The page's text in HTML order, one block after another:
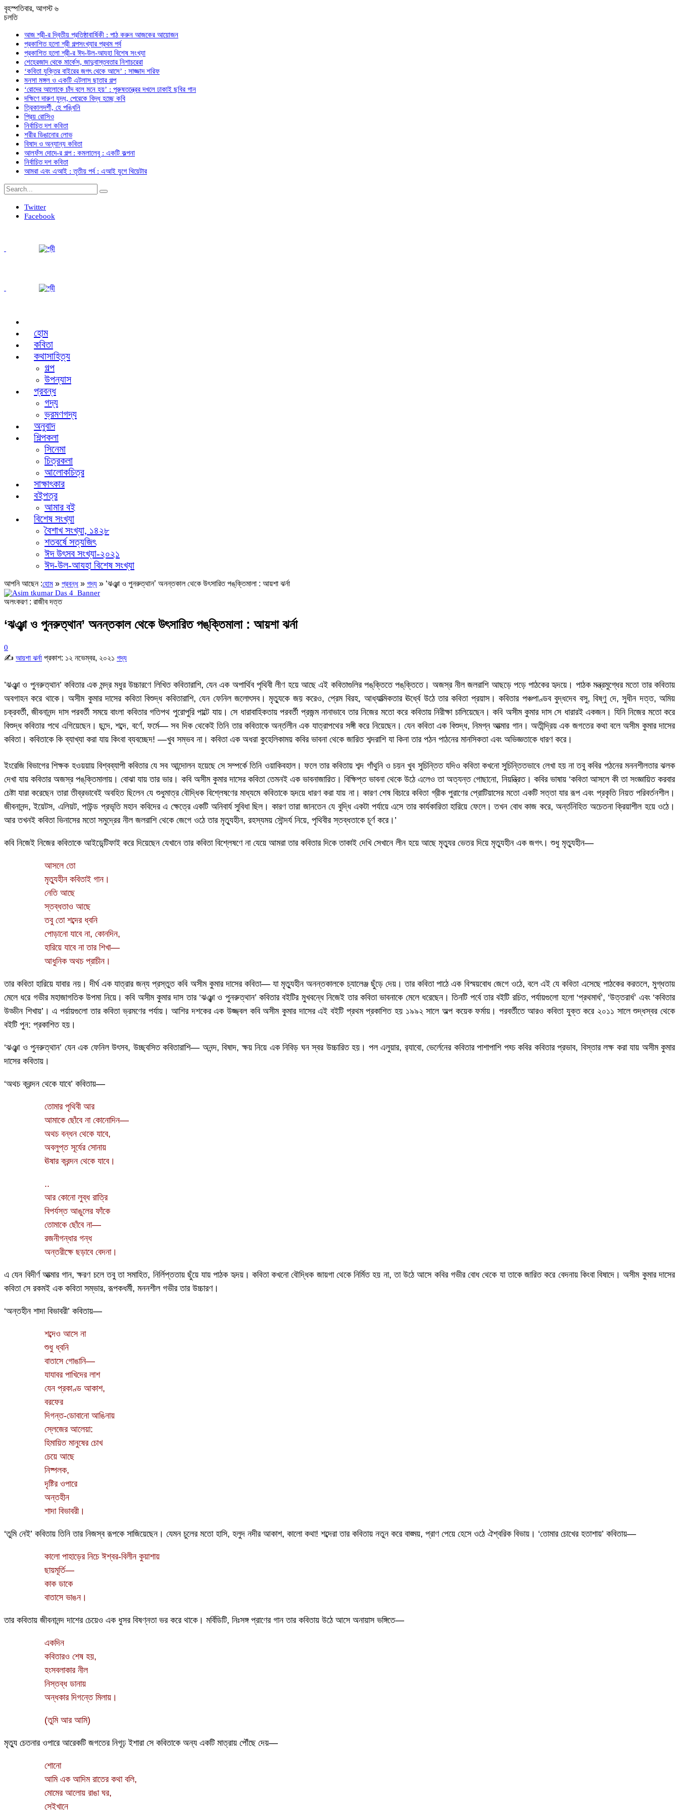
বৃহস্পতিবার, আগস্ট ৬
চলতি
আজ শ্রী-র দ্বিতীয় প্রতিষ্ঠাবার্ষিকী : পাঠ করুন আজকের আয়োজন
প্রকাশিত হলো শ্রী গল্পসংখ্যার প্রথম পর্ব
প্রকাশিত হলো শ্রী-র ঈদ-উল-আযহা বিশেষ সংখ্যা
শেহেরজাদ থেকে মার্কেস, জাদুবাস্তবতার নিশাচরেরা
‘কবিতা যুক্তির বাইরের জগৎ থেকে আসে’ : সাজ্জাদ শরিফ
মনসা মঙ্গল ও একটি এটলাস ছাতার গল্প
‘রোদের আলোকে চাঁদ বলে মনে হয়’ : পুরুষতন্ত্রের দখলে ঢাকাই ছবির গান
দক্ষিণে দারুণ যুদ্ধ, পেরেকে বিদ্ধ হচ্ছে কবি
ত্রিকালদর্শী, হে পঙ্খিনি
প্রিয় রোসিও
নির্বাচিত দশ কবিতা
শরীর ডিঙানোর লোভ
বিষাদ ও অন্যান্য কবিতা
আলফঁস দোদে-র গল্প : কমলালেবু : একটি কল্পনা
নির্বাচিত দশ কবিতা
আমরা এবং এআই : তৃতীয় পর্ব : এআই যুগে থিয়েটার
Twitter
Facebook
হোম
কবিতা
কথাসাহিত্য
গল্প
উপন্যাস
প্রবন্ধ
গদ্য
ভ্রমণগদ্য
অনুবাদ
শিল্পকলা
সিনেমা
চিত্রকলা
আলোকচিত্র
সাক্ষাৎকার
বইপত্র
আমার বই
বিশেষ সংখ্যা
বৈশাখ সংখ্যা, ১৪২৮
শতবর্ষে সত্যজিৎ
ঈদ উৎসব সংখ্যা-২০২১
ঈদ-উল-আযহা বিশেষ সংখ্যা
আপনি আছেন :হোম » প্রবন্ধ » গদ্য » ‘ঝঞ্ঝা ও পুনরুত্থান’ অনন্তকাল থেকে উৎসারিত পঙ্‌ক্তিমালা : আয়শা ঝর্না
অলংকরণ : রাজীব দত্ত
‘ঝঞ্ঝা ও পুনরুত্থান’ অনন্তকাল থেকে উৎসারিত পঙ্‌ক্তিমালা : আয়শা ঝর্না
0
✍ আয়শা ঝর্না প্রকাশ: ১২ নভেম্বর, ২০২১ গদ্য
’ঝঞ্ঝা ও পুনরুত্থান’ কবিতার এক মন্দ্র মধুর উচ্চারণে লিখিত কবিতারাশি, যেন এক অপার্থিব পৃথিবী লীণ হয়ে আছে এই কবিতাগুলির পঙ্‌ক্তিতে পঙ্‌ক্তিতে। অজস্র নীল জলরাশি আছড়ে পড়ে পাঠকের হৃদয়ে। পাঠক মন্ত্রমুগ্ধের মতো তার কবিতায়
অবগাহন করে থাকে। অসীম কুমার দাসের কবিতা বিশুদ্ধ কবিতারাশি, যেন ফেনিল জলোৎসব। মৃত্যুকে জয় করেও, প্রেম বিরহ, আধ্যাত্মিকতার ঊর্ধ্বে উঠে তার কবিতা প্রয়াস। কবিতার পঞ্চপাণ্ডব বুদ্ধদেব বসু, বিষ্ণু দে, সুধীন দত্ত, অমিয়
চক্রবর্তী, জীবনানন্দ দাস পরবর্তী সময়ে বাংলা কবিতার গতিপথ পুরোপুরি পাল্টে যায়। সে ধারাবাহিকতায় পরবর্তী প্রজন্ম নানাভাবে তার নিজের মতো করে কবিতায় নিরীক্ষা চালিয়েছেন। কবি অসীম কুমার দাস সে ধারারই একজন। যিনি নিজের মতো করে
বিশুদ্ধ কবিতার পথে এগিয়েছেন। ছন্দে, শব্দে, বর্ণে, ফর্মে— সব দিক থেকেই তিনি তার কবিতাকে অর্ন্তলীন এক যাত্রাপথের সঙ্গী করে নিয়েছেন। যেন কবিতা এক বিশুদ্ধ, নিমগ্ন আত্মার গান। অতীন্দ্রিয় এক জগতের কথা বলে অসীম কুমার দাসের
কবিতা। কবিতাকে কি ব্যাখ্যা করা যায় কিংবা ব্যবচ্ছেদ! —খুব সম্ভব না। কবিতা এক অধরা কুহেলিকাময় কবির ভাবনা থেকে জারিত শব্দরাশি যা কিনা তার পঠন পাঠনের মানসিকতা এবং অভিজ্ঞতাকে ধারণ করে।
ইংরেজি বিভাগের শিক্ষক হওয়য়ায় বিশ্বব্যাপী কবিতার যে সব আন্দোলন হয়েছে সে সম্পর্কে তিনি ওয়াকিবহাল। ফলে তার কবিতায় শব্দ গাঁথুনি ও চয়ন খুব সুচিন্তিত যদিও কবিতা কখনো সুচিন্তিতভাবে লেখা হয় না তবু কবির পঠনের মননশীলতার ঝলক
দেখা যায় কবিতার অজস্র পঙ্‌ক্তিমালায়। বোঝা যায় তার ভার। কবি অসীম কুমার দাসের কবিতা তেমনই এক ভাবনাজারিত। বিক্ষিপ্ত ভাবনা থেকে উঠে এলেও তা অত্যন্ত গোছানো, নিয়ন্ত্রিত। কবির ভাষায় ‘কবিতা আসলে কী তা সংজ্ঞায়িত করবার
চেষ্টা যারা করেছেন তারা তীব্রভাবেই অবহিত ছিলেন যে শুধুমাত্র বৌদ্ধিক বিশ্লেষণের মাধ্যমে কবিতাকে হৃদয়ে ধারণ করা যায় না। কারণ শেষ বিচারে কবিতা গ্রীক পুরাণের প্রোটিয়াসের মতো একটি সত্তা যার রূপ এবং প্রকৃতি নিয়ত পরিবর্তনশীল।
জীবনানন্দ, ইয়েটস, এলিয়ট, পাউন্ড প্রভৃতি মহান কবিদের এ ক্ষেত্রে একটি অনিবার্য সুবিধা ছিল। কারণ তারা জানতেন যে বুদ্ধি একটা পর্যায়ে এসে তার কার্যকারিতা হারিয়ে ফেলে। তখন বোধ কাজ করে, অর্ন্তনিহিত অচেতনা ক্রিয়াশীল হয়ে ওঠে।
আর তখনই কবিতা ভিনাসের মতো সমুদ্রের নীল জলরাশি থেকে জেগে ওঠে তার মৃত্যুহীন, রহস্যময় সৌন্দর্য নিয়ে, পৃথিবীর স্তব্ধতাকে চূর্ণ করে।’
কবি নিজেই নিজের কবিতাকে আইডেন্টিফাই করে দিয়েছেন যেখানে তার কবিতা বিশ্লেষণে না যেয়ে আমরা তার কবিতার দিকে তাকাই দেখি সেখানে লীন হয়ে আছে মৃত্যুর ভেতর দিয়ে মৃত্যুহীন এক জগৎ। শুধু মৃত্যুহীন—
আসলে তো
মৃত্যুহীন কবিতাই গান।
নেতি আছে
স্তব্ধতাও আছে
তবু তো শব্দের ধ্বনি
পোড়ানো যাবে না, কোনদিন,
হারিয়ে যাবে না তার শিখা—
আধুনিক অথচ প্রাচীন।
তার কবিতা হারিয়ে যাবার নয়। দীর্ঘ এক যাত্রার জন্য প্রস্তুত কবি অসীম কুমার দাসের কবিতা— যা মৃত্যুহীন অনন্তকালকে চ্যালেঞ্জ ছুঁড়ে দেয়। তার কবিতা পাঠে এক বিস্ময়বোধ জেগে ওঠে, বলে এই যে কবিতা এসেছে পাঠকের করতলে, মুগ্ধতায়
মেলে ধরে গভীর মহাজাগতিক উপমা নিয়ে। কবি অসীম কুমার দাস তার ‘ঝঞ্ঝা ও পুনরুত্থান’ কবিতার বইটির মুখবন্ধে নিজেই তার কবিতা ভাবনাকে মেলে ধরেছেন। তিনটি পর্বে তার বইটি রচিত, পর্যায়গুলো হলো ‘প্রথমার্ধ’, ‘উত্তরার্ধ’ এবং ‘কবিতার
উড্ডীন শিখায়’। এ পর্য়ায়গুলো তার কবিতা ভ্রমণের পর্যায়। আশির দশকের এক উজ্জ্বল কবি অসীম কুমার দাসের এই বইটি প্রথম প্রকাশিত হয় ১৯৯২ সালে অল্প কয়েক ফর্মায়। পরবর্তীতে আরও কবিতা যুক্ত করে ২০১১ সালে শুদ্ধস্বর থেকে
বইটি পুন: প্রকাশিত হয়।
‘ঝঞ্ঝা ও পুনরুত্থান’ যেন এক ফেনিল উৎসব, উচ্ছ্বসিত কবিতারাশি— অনন্দ, বিষাদ, ক্ষয় নিয়ে এক নিবিড় ঘন স্বর উচ্চারিত হয়। পল এলুয়ার, র‌্যাবো, ভের্লেনের কবিতার পাশাপাশি পহ্চ কবির কবিতার প্রভাব, বিস্তার লক্ষ করা যায় অসীম কুমার
দাসের কবিতায়।
‘অথচ ক্রন্দন থেকে যাবে’ কবিতায়—
তোমার পৃথিবী আর
আমাকে ছোঁবে না কোনোদিন—
অথচ বন্ধন থেকে যাবে,
অবলুপ্ত সূর্যের সোনায়
ঊষার ক্রন্দন থেকে যাবে।
..
আর কোনো লুব্ধ রাত্রি
বিপর্যস্ত আঙুলের ফাঁকে
তোমাকে ছোঁবে না—
রজনীগন্ধার গন্ধ
অন্তরীক্ষে ছড়াবে বেদনা।
এ যেন বিদীর্ণ আত্মার গান, ক্ষরণ চলে তবু তা সমাহিত, নির্লিপ্ততায় ছুঁয়ে যায় পাঠক হৃদয়। কবিতা কখনো বৌদ্ধিক জায়গা থেকে নির্মিত হয় না, তা উঠে আসে কবির গভীর বোধ থেকে যা তাকে জারিত করে বেদনায় কিংবা বিষাদে। অসীম কুমার দাসের
কবিতা সে রকমই এক কবিতা সম্ভার, রূপকধর্মী, মননশীল গভীর তার উচ্চারণ।
‘অন্তহীন শাদা বিভাবরী’ কবিতায়—
শব্দেও আসে না
শুধু ধ্বনি
বাতাসে গোঙানি—
যাযাবর পাখিদের লাশ
যেন প্রকাণ্ড আকাশ,
বরফের
দিগন্ত-ডোবানো আঙিনায়
স্লেজের আলেয়া:
হিমায়িত মানুষের চোখ
চেয়ে আছে
নিষ্পলক,
দৃষ্টির ওপারে
অন্তহীন
শাদা বিভাবরী।
‘তুমি নেই’ কবিতায় তিনি তার নিজস্ব রূপকে সাজিয়েছেন। যেমন চুলের মতো হাসি, হলুদ নদীর আকাশ, কালো কথা! শব্দেরা তার কবিতায় নতুন করে বাঙ্ময়, প্রাণ পেয়ে হেসে ওঠে ঐশ্বরিক বিভায়। ‘তোমার চোখের হতাশায়’ কবিতায়—
কালো পাহাড়ের নিচে ঈশ্বর-বিলীন কুয়াশায়
ছায়মূর্তি—
কাক ডাকে
বাতাসে ভাঙন।
তার কবিতায় জীবনানন্দ দাশের চেয়েও এক ধুসর বিষণ্নতা ভর করে থাকে। মর্বিডিটি, নিঃসঙ্গ প্রাণের গান তার কবিতায় উঠে আসে অনায়াস ভঙ্গিতে—
একদিন
কবিতারও শেষ হয়,
হংসবলাকার নীল
নিস্তব্ধ ডানায়
অন্ধকার দিগন্তে মিলায়।
(তুমি আর আমি)
মৃত্যু চেতনার ওপারে আরেকটি জগতের নিগূঢ় ইশারা সে কবিতাকে অন্য একটি মাত্রায় পৌঁছে দেয়—
শোনো
আমি এক আদিম রাতের কথা বলি,
মোমের আলোয় রাঙা ঘর,
সেইখানে